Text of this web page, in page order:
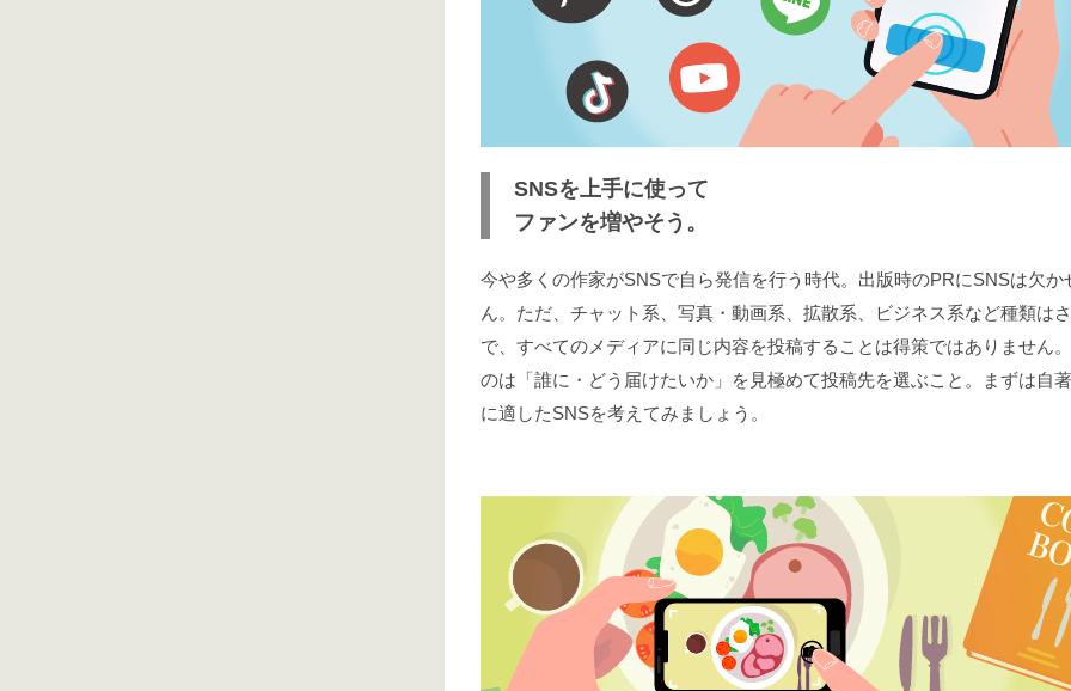
SNSを上手に使って
ファンを増やそう。
今や多くの作家がSNSで自ら発信を行う時代。出版時のPRにSNSは欠か
ん。ただ、チャット系、写真・動画系、拡散系、ビジネス系など種類は
で、すべてのメディアに同じ内容を投稿することは得策ではありません
のは「誰に・どう届けたいか」を見極めて投稿先を選ぶこと。まずは自
に適したSNSを考えてみましょう。